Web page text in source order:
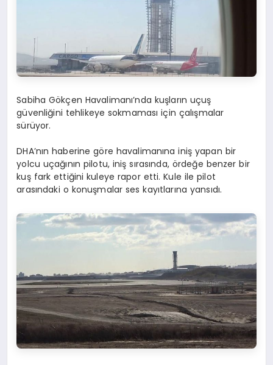
Sabiha Gökçen Havalimanı’nda kuşların uçuş
güvenliğini tehlikeye sokmaması için çalışmalar
sürüyor.
DHA’nın haberine göre havalimanına iniş yapan bir
yolcu uçağının pilotu, iniş sırasında, ördeğe benzer bir
kuş fark ettiğini kuleye rapor etti. Kule ile pilot
arasındaki o konuşmalar ses kayıtlarına yansıdı.